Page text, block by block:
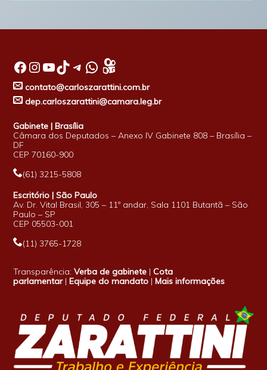
Facebook InstagramYoutube TikTok Telegram WhatsApp
contato@carloszarattini.com.br
dep.carloszarattini@camara.leg.br
Gabinete | Brasília
Câmara dos Deputados – Anexo IV Gabinete 808 – Brasília –
DF
CEP 70160-900
(61) 3215-5808
Escritório | São Paulo
Av. Dr. Vital Brasil, 305 – 11º andar, Sala 1101 Butantã – São
Paulo – SP
CEP 05503-001
(11) 3765-1728
Transparência:Verba de gabinete |Cota
parlamentar|Equipe do mandato |Mais informações